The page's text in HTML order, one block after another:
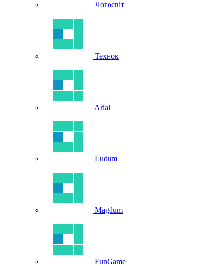
Логосвіт
Технок
Arial
Ludum
Magdum
FunGame